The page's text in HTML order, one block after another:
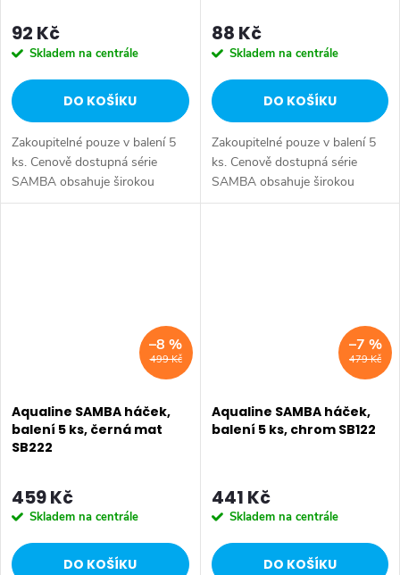
92 Kč
Skladem na centrále
DO KOŠÍKU
Zakoupitelné pouze v balení 5
ks. Cenově dostupná série
SAMBA obsahuje širokou
nabídkou sortimentu, pro
88 Kč
Skladem na centrále
DO KOŠÍKU
Zakoupitelné pouze v balení 5
ks. Cenově dostupná série
SAMBA obsahuje širokou
nabídkou sortimentu, pro
499 Kč
–8 %
Aqualine SAMBA háček,
balení 5 ks, černá mat
SB222
459 Kč
Skladem na centrále
DO KOŠÍKU
479 Kč
–7 %
Aqualine SAMBA háček,
balení 5 ks, chrom SB122
441 Kč
Skladem na centrále
DO KOŠÍKU